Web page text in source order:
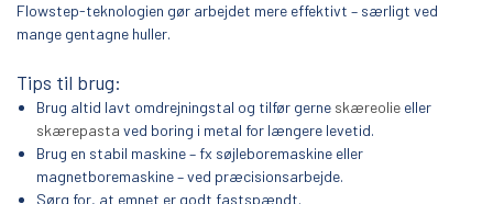
Flowstep-teknologien gør arbejdet mere effektivt – særligt ved
mange gentagne huller.
Tips til brug:
Brug altid lavt omdrejningstal og tilfør gerne skæreolie eller
skærepasta ved boring i metal for længere levetid.
Brug en stabil maskine – fx søjleboremaskine eller
magnetboremaskine – ved præcisionsarbejde.
Sørg for, at emnet er godt fastspændt.